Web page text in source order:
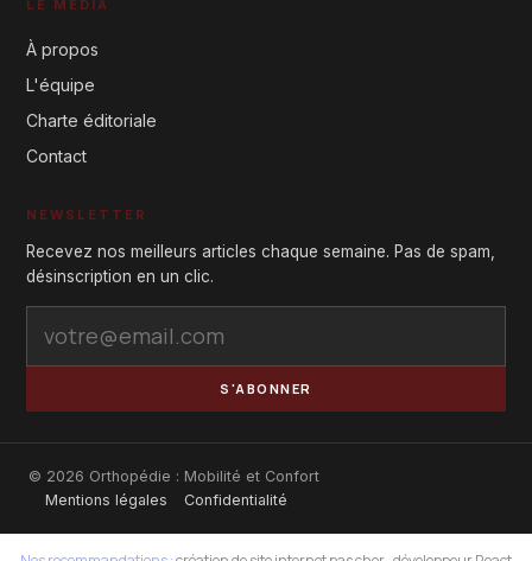
LE MÉDIA
À propos
L'équipe
Charte éditoriale
Contact
NEWSLETTER
Recevez nos meilleurs articles chaque semaine. Pas de spam,
désinscription en un clic.
S'ABONNER
© 2026 Orthopédie : Mobilité et Confort
Mentions légales
Confidentialité